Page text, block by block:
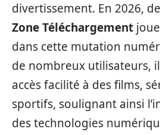
divertissement. En 2026,
Zone Téléchargement
dans cette mutation
de nombreux utilisateurs,
accès facilité à des films,
sportifs, soulignant ainsi
des technologies